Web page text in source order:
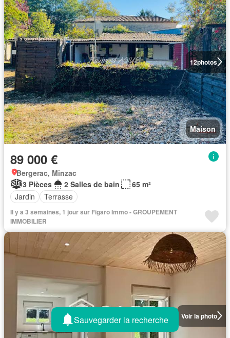
12photos
Maison
89 000 €
Bergerac, Minzac
3 Pièces
2 Salles de bain
65 m²
Jardin
Terrasse
Il y a 3 semaines, 1 jour sur Figaro Immo - GROUPEMENT
IMMOBILIER
Voir la photo
Sauvegarder la recherche